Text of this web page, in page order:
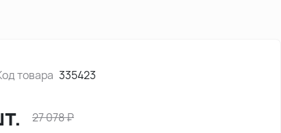
товара 335423
27 078₽